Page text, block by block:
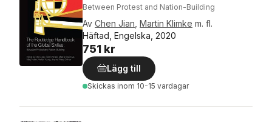
Between Protest and Nation-Building
Av Chen Jian Martin Klimke m. fl.
Häftad, Engelska, 2020
751 kr
Lägg till
Skickas inom 10-15 vardagar